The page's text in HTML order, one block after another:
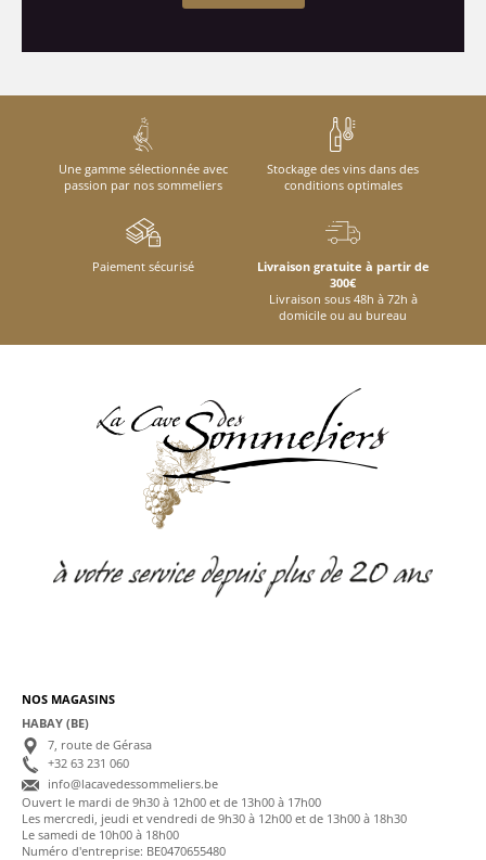
Une gamme sélectionnée avec
passion par nos sommeliers
Stockage des vins dans des
conditions optimales
Paiement sécurisé
Livraison gratuite à partir de
300€
Livraison sous 48h à 72h à
domicile ou au bureau
NOS MAGASINS
HABAY (BE)
7, route de Gérasa
+32 63 231 060
info@lacavedessommeliers.be
Ouvert le mardi de 9h30 à 12h00 et de 13h00 à 17h00
Les mercredi, jeudi et vendredi de 9h30 à 12h00 et de 13h00 à 18h30
Le samedi de 10h00 à 18h00
Numéro d'entreprise: BE0470655480